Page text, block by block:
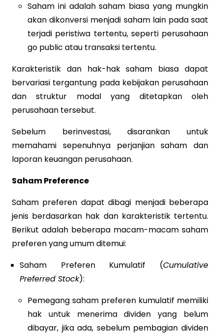
Saham ini adalah saham biasa yang mungkin
akan dikonversi menjadi saham lain pada saat
terjadi peristiwa tertentu, seperti perusahaan
go public atau transaksi tertentu.
Karakteristik dan hak-hak saham biasa dapat
bervariasi tergantung pada kebijakan perusahaan
dan struktur modal yang ditetapkan oleh
perusahaan tersebut.
Sebelum berinvestasi, disarankan untuk
memahami sepenuhnya perjanjian saham dan
laporan keuangan perusahaan.
Saham Preference
Saham preferen dapat dibagi menjadi beberapa
jenis berdasarkan hak dan karakteristik tertentu.
Berikut adalah beberapa macam-macam saham
preferen yang umum ditemui:
Saham Preferen Kumulatif (Cumulative
Preferred Stock):
Pemegang saham preferen kumulatif memiliki
hak untuk menerima dividen yang belum
dibayar, jika ada, sebelum pembagian dividen